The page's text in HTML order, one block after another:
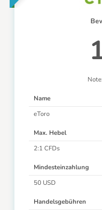
Name
eToro
Max. Hebel
2:1 CFDs
Mindesteinzahlung
50 USD
Handelsgebühren